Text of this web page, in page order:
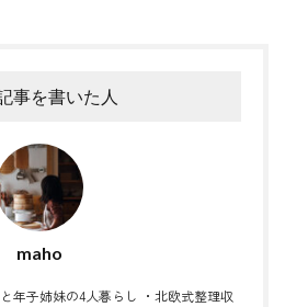
事を書いた人
maho
年子姉妹の4人暮らし ・北欧式整理収